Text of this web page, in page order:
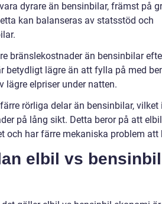
dyrare än bensinbilar, främst på
kan balanseras av statsstöd och
bränslekostnader än bensinbilar
betydligt lägre än att fylla på med
lägre elpriser under natten.
rörliga delar än bensinbilar, vilket
på lång sikt. Detta beror på att
och har färre mekaniska problem att
elbil vs bensinbil